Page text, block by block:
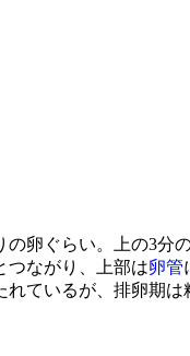
卵ぐらい。上の3分
つながり、上部は卵管
ているが、排卵期